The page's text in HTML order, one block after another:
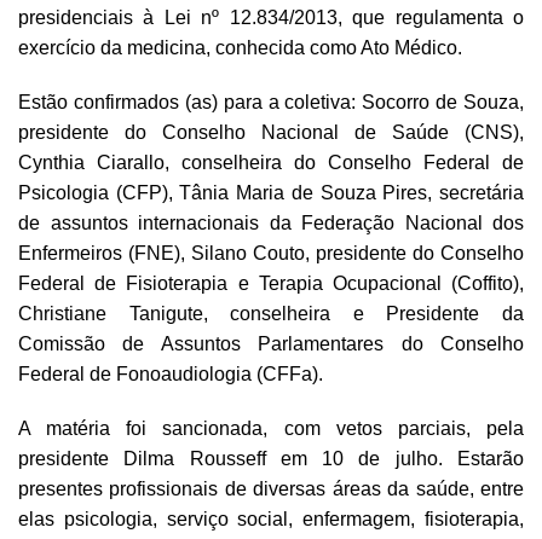
presidenciais à Lei nº 12.834/2013, que regulamenta o
exercício da medicina, conhecida como Ato Médico.
Estão confirmados (as) para a coletiva: Socorro de Souza,
presidente do Conselho Nacional de Saúde (CNS),
Cynthia Ciarallo, conselheira do Conselho Federal de
Psicologia (CFP), Tânia Maria de Souza Pires, secretária
de assuntos internacionais da Federação Nacional dos
Enfermeiros (FNE), Silano Couto, presidente do Conselho
Federal de Fisioterapia e Terapia Ocupacional (Coffito),
Christiane Tanigute, conselheira e Presidente da
Comissão de Assuntos Parlamentares do Conselho
Federal de Fonoaudiologia (CFFa).
A matéria foi sancionada, com vetos parciais, pela
presidente Dilma Rousseff em 10 de julho. Estarão
presentes profissionais de diversas áreas da saúde, entre
elas psicologia, serviço social, enfermagem, fisioterapia,